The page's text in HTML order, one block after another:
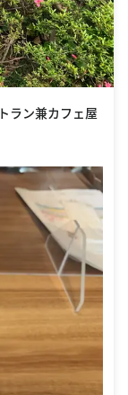
ラン兼カフェ屋